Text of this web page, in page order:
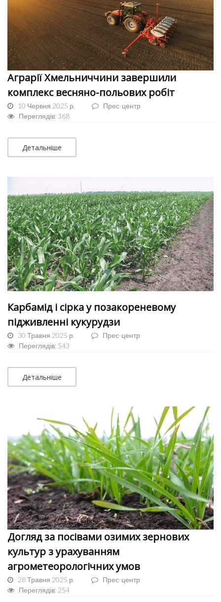
Аграрії Хмельниччини завершили
комплекс весняно-польових робіт
10 Червня 2025 р.
Прес-центр
Переглядів: 368
Детальніше
Карбамід і сірка у позакореневому
підживленні кукурудзи
30 Травня 2025 р.
Прес-центр
Переглядів: 543
Детальніше
Догляд за посівами озимих зернових
культур з урахуванням
агрометеорологічних умов
28 Травня 2025 р.
Прес-центр
Переглядів: 254